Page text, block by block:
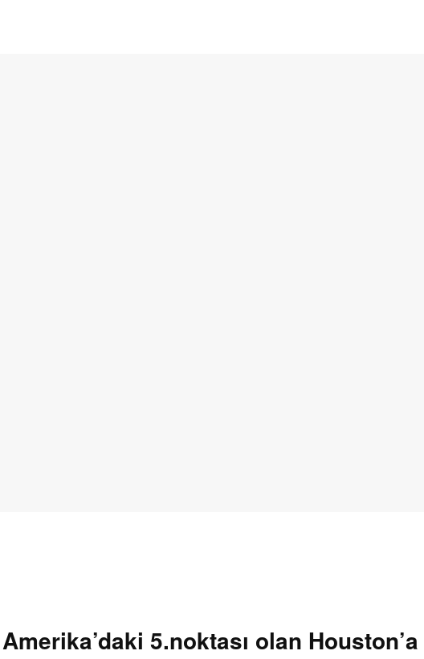
5.noktası olan